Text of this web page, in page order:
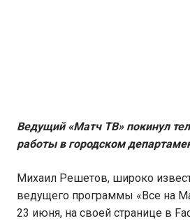
Ведущий «Матч ТВ» покинул
работы в городском
Михаил Решетов, широко
ведущего программы «Все на
23 июня, на своей странице в